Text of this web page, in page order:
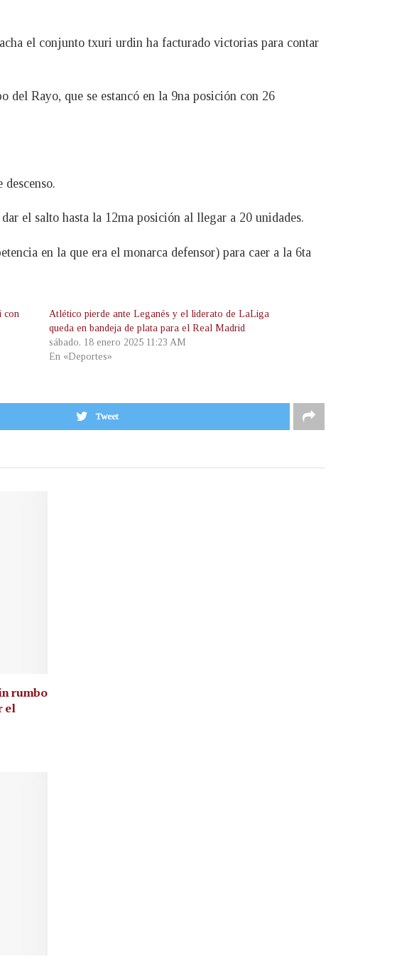
el conjunto txuri urdin ha facturado victorias para contar
del Rayo, que se estancó en la 9na posición con 26
el salto hasta la 12ma posición al llegar a 20 unidades.
en la que era el monarca defensor) para caer a la 6ta
con
Atlético pierde ante Leganés y el liderato de LaLiga
queda en bandeja de plata para el Real Madrid
sábado, 18 enero 2025 11:23 AM
En «Deportes»
Tweet
rumbo
el